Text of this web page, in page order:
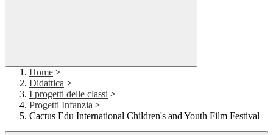
Home >
Didattica >
I progetti delle classi >
Progetti Infanzia >
Cactus Edu International Children's and Youth Film Festival